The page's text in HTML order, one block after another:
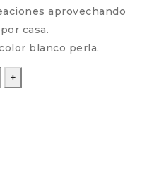
aprovechando
casa.
blanco perla.